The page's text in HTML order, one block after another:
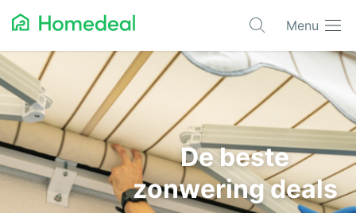
Menu
Populaire projecten
Aannemer
Airco
Alarmsystemen
Architect
De beste
zonwering deals